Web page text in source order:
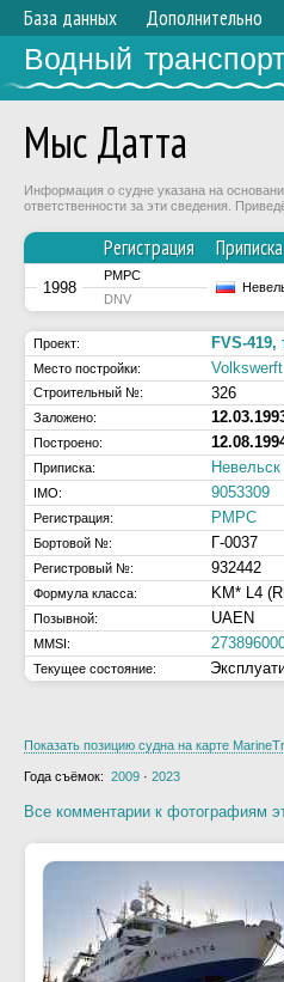
База данных Дополнительно
Водный транспорт
Мыс Датта
Информация о судне указана на
ответственности за эти сведения.
Регистрация Приписка
1998
РМРС
DNV
Проект: FVS-
Место постройки:
Строительный №:
326
Заложено:
Построено:
Приписка: Невельск
IMO: 9053309
Регистрация: РМРС
Бортовой №: Г-0037
Регистровый №: 932442
Формула класса: KM* L4
Позывной: UAEN
MMSI:
Текущее состояние:
Показать позицию судна на карте
Года съёмок: 2009 · 2023
Все комментарии к фотографиям